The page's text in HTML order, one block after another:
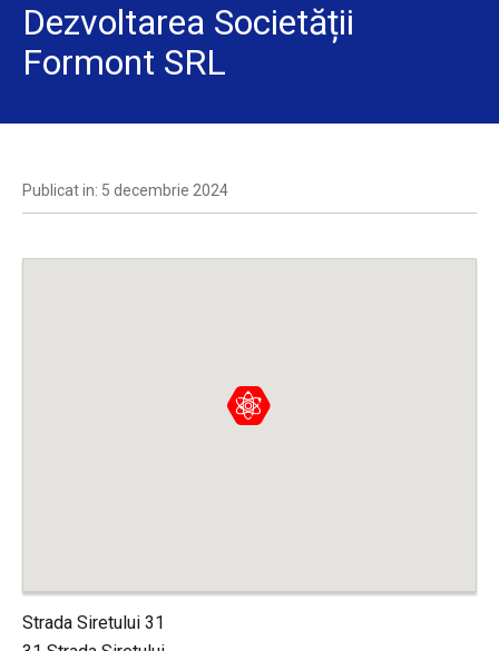
Dezvoltarea Societății
Formont SRL
Publicat in: 5 decembrie 2024
Strada Siretului 31